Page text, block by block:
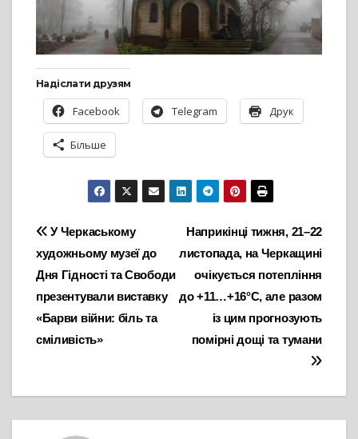
Надіслати друзям
Facebook Telegram Друк
Більше
Навігація
записів
Наприкінці тижня, 21–22
листопада, на Черкащині
очікується потепління
до +11…+16°С, але разом
із цим прогнозують
помірні дощі та тумани
У Черкаському
художньому музеї до
Дня Гідності та Свободи
презентували виставку
«Барви війни: біль та
сміливість»